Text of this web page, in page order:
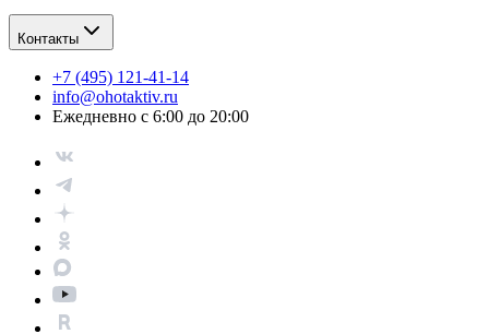
Контакты
+7 (495) 121-41-14
info@ohotaktiv.ru
Ежедневно с 6:00 до 20:00